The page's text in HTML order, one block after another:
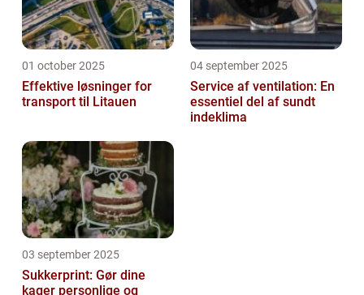
01 october 2025
Effektive løsninger for
transport til Litauen
04 september 2025
Service af ventilation: En
essentiel del af sundt
indeklima
03 september 2025
Sukkerprint: Gør dine
kager personlige og